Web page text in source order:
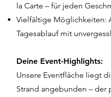
la Carte – für jeden
Vielfältige Möglichkeiten:
Tagesablauf mit
Deine Event-Highlights:
Unsere Eventfläche liegt
Strand angebunden – der